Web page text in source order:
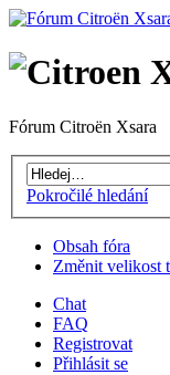
Fórum Citroën Xsara
Pokročilé hledání
Obsah fóra
Změnit velikost
Chat
FAQ
Registrovat
Přihlásit se